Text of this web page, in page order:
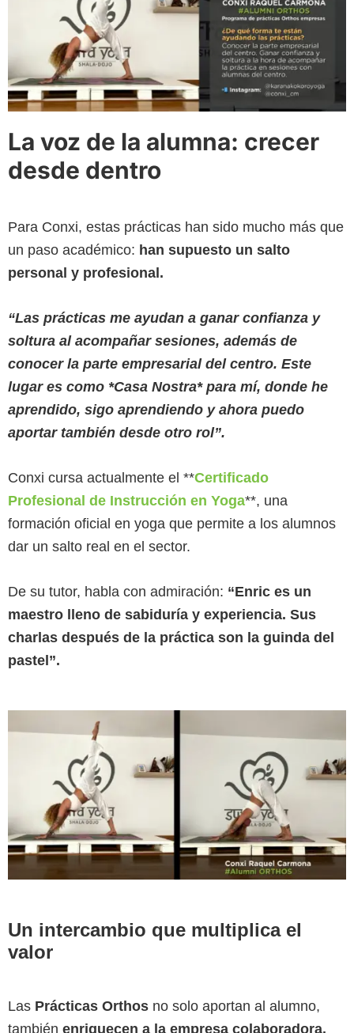
La voz de la alumna: crecer
desde dentro
Para Conxi, estas prácticas han sido mucho más que
un paso académico: han supuesto un salto
personal y profesional.
“Las prácticas me ayudan a ganar confianza y
soltura al acompañar sesiones, además de
conocer la parte empresarial del centro. Este
lugar es como *Casa Nostra* para mí, donde he
aprendido, sigo aprendiendo y ahora puedo
aportar también desde otro rol”.
Conxi cursa actualmente el **Certificado
Profesional de Instrucción en Yoga**, una
formación oficial en yoga que permite a los alumnos
dar un salto real en el sector.
De su tutor, habla con admiración: “Enric es un
maestro lleno de sabiduría y experiencia. Sus
charlas después de la práctica son la guinda del
pastel”.
Un intercambio que multiplica el
valor
Las Prácticas Orthos no solo aportan al alumno,
también enriquecen a la empresa colaboradora.